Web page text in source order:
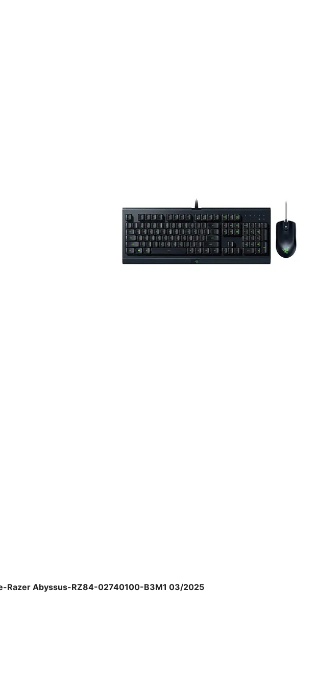
có các ký tự được khắc laser in đậm với màu trắng sáng nên
hỗ trợ tốt cho những ai có tầm nhìn kém.
năng Plug and Play
có thể sử dụng ngay. Đồng thời, người dùng có thể kết nối bàn
sở hữu pin ấn tượng
Razer Abyssus-RZ84-02740100-B3M1 03/2025